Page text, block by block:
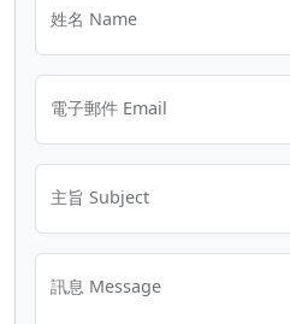
姓名 Name
電子郵件 Email
主旨 Subject
訊息 Message